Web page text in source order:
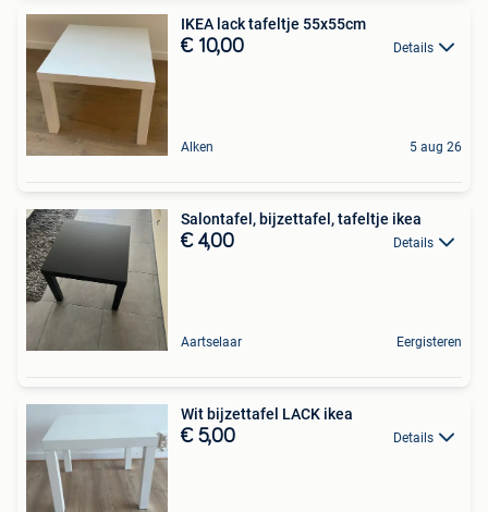
IKEA lack tafeltje 55x55cm
€ 10,00 Details
Alken 5 aug 26
Salontafel, bijzettafel, tafeltje ikea
€ 4,00 Details
Aartselaar Eergisteren
Wit bijzettafel LACK ikea
€ 5,00 Details